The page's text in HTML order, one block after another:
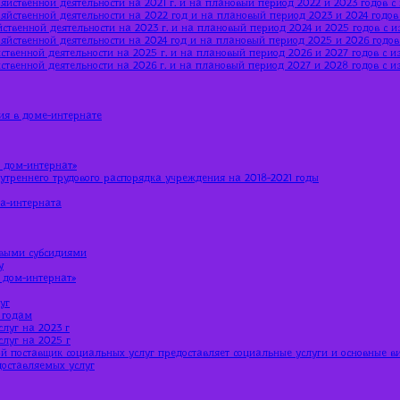
деятельности на 2021 г. и на плановый период 2022 и 2023 годов
деятельности на 2022 год и на плановый период 2023 и 2024
деятельности на 2023 г. и на плановый период 2024 и 2025 годов с
деятельности на 2024 год и на плановый период 2025 и 2026
деятельности на 2025 г. и на плановый период 2026 и 2027 годов с
деятельности на 2026 г. и на плановый период 2027 и 2028 годов с
в доме-интернате
интернат»
трудового распорядка учреждения на 2018-2021 годы
интерната
субсидиями
интернат»
на 2023 г
на 2025 г
поставщик социальных услуг предоставляет социальные услуги и основные
услуг